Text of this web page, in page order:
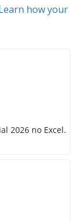
how your
2026 no Excel.